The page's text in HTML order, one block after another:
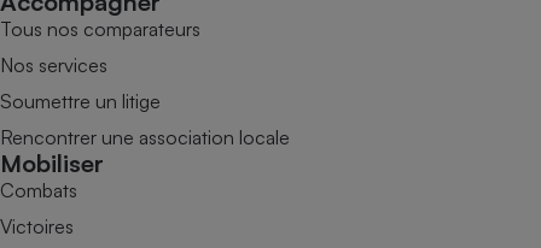
Tous nos comparateurs
Nos services
Soumettre un litige
Rencontrer une association locale
Mobiliser
Combats
Victoires